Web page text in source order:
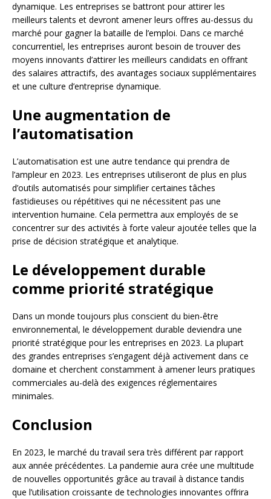
dynamique. Les entreprises se battront pour attirer les
meilleurs talents et devront amener leurs offres au-dessus du
marché pour gagner la bataille de l’emploi. Dans ce marché
concurrentiel, les entreprises auront besoin de trouver des
moyens innovants d’attirer les meilleurs candidats en offrant
des salaires attractifs, des avantages sociaux supplémentaires
et une culture d’entreprise dynamique.
Une augmentation de
l’automatisation
L’automatisation est une autre tendance qui prendra de
l’ampleur en 2023. Les entreprises utiliseront de plus en plus
d’outils automatisés pour simplifier certaines tâches
fastidieuses ou répétitives qui ne nécessitent pas une
intervention humaine. Cela permettra aux employés de se
concentrer sur des activités à forte valeur ajoutée telles que la
prise de décision stratégique et analytique.
Le développement durable
comme priorité stratégique
Dans un monde toujours plus conscient du bien-être
environnemental, le développement durable deviendra une
priorité stratégique pour les entreprises en 2023. La plupart
des grandes entreprises s’engagent déjà activement dans ce
domaine et cherchent constamment à amener leurs pratiques
commerciales au-delà des exigences réglementaires
minimales.
Conclusion
En 2023, le marché du travail sera très différent par rapport
aux année précédentes. La pandemie aura crée une multitude
de nouvelles opportunités grâce au travail à distance tandis
que l’utilisation croissante de technologies innovantes offrira